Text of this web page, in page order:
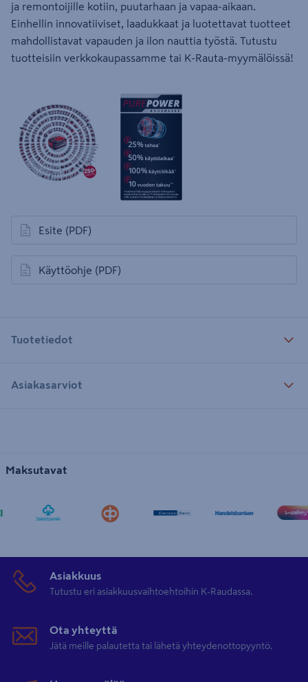
ja remontoijille kotiin, puutarhaan ja vapaa-aikaan.
Einhellin innovatiiviset, laadukkaat ja luotettavat tuotteet
mahdollistavat vapauden ja ilon nauttia työstä. Tutustu
tuotteisiin verkkokaupassamme tai K-Rauta-myymälöissä!
Esite (PDF)
avautuu uuteen välilehteen
Käyttöohje (PDF)
avautuu uuteen välilehteen
Tuotetiedot
Asiakasarviot
Maksutavat
Asiakkuus
Tutustu eri asiakkuusvaihtoehtoihin K-Raudassa.
Ota yhteyttä
Jätä meille palautetta tai lähetä yhteydenottopyyntö.